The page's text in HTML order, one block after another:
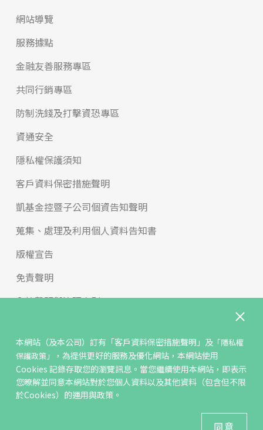
本網站（及本公司）訂有 「客戶資料保密措施聲明」 及「隱私權
保護政策」
，為提供更好的服務及優化網站，本網站使用
Cookies 記錄存取您的瀏覽訊息。當您繼續使用本網站，即表示
您暸解並同意本網站對於您個人資料以及其他資料（包含但不限
於Cookies）的運用與政策。
同意
網站導覽
服務據點
金融友善服務專區
共同行銷專區
防制洗錢及打擊資恐專區
資通安全
隱私權保護須知
客戶資料保密措施聲明
凱基金控暨子公司個資告知聲明
蒐集、處理及利用個人資料告知書
版權宣告
免責聲明
內控聲明與治理守則
反詐騙專區
年輕族群學習專區